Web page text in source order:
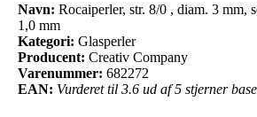
Navn: Rocaiperler, str. 8/0 , diam. 3 mm,
1,0 mm
Kategori: Glasperler
Producent: Creativ Company
Varenummer: 682272
EAN: Vurderet til 3.6 ud af 5 stjerner